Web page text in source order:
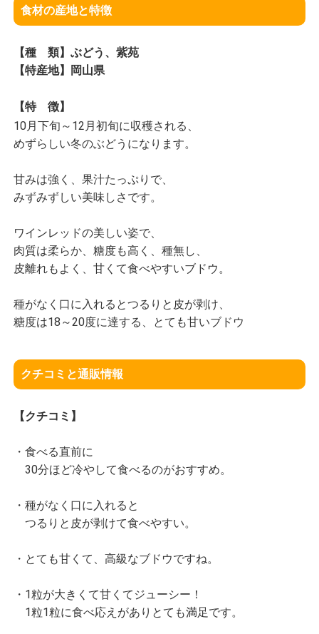
食材の産地と特徴
【種 類】ぶどう、紫苑
【特産地】岡山県
【特 徴】
10月下旬～12月初旬に収穫される、
めずらしい冬のぶどうになります。
甘みは強く、果汁たっぷりで、
みずみずしい美味しさです。
ワインレッドの美しい姿で、
肉質は柔らか、糖度も高く、種無し、
皮離れもよく、甘くて食べやすいブドウ。
種がなく口に入れるとつるりと皮が剥け、
糖度は18～20度に達する、とても甘いブドウ
クチコミと通販情報
【クチコミ】
・食べる直前に
30分ほど冷やして食べるのがおすすめ。
・種がなく口に入れると
つるりと皮が剥けて食べやすい。
・とても甘くて、高級なブドウですね。
・1粒が大きくて甘くてジューシー！
1粒1粒に食べ応えがありとても満足です。